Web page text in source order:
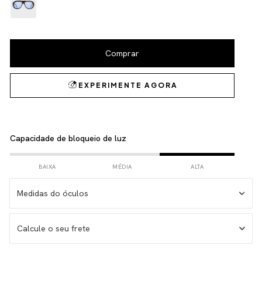
Capacidade de bloqueio de luz
BAIXA MÉDIA ALTA
Medidas do óculos
Medida da lente – 53 mm
Medida do frontal total – 143 mm
Calcule o seu frete